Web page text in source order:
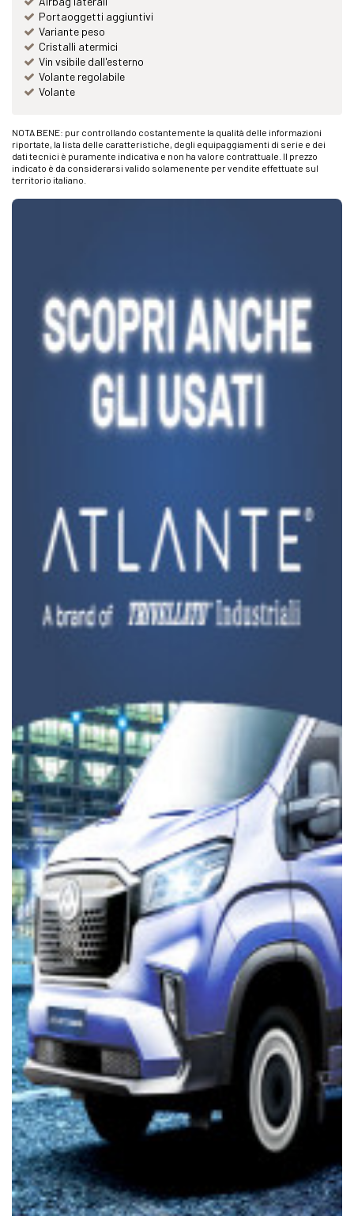
Portaoggetti aggiuntivi
Variante peso
Cristalli atermici
Vin vsibile dall'esterno
Volante regolabile
Volante
NOTA BENE: pur controllando costantemente la qualità delle informazioni
riportate, la lista delle caratteristiche, degli equipaggiamenti di serie e dei
dati tecnici è puramente indicativa e non ha valore contrattuale. Il prezzo
indicato è da considerarsi valido solamenente per vendite effettuate sul
territorio italiano.